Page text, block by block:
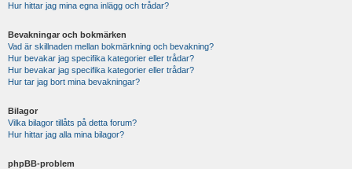
Hur hittar jag mina egna inlägg och trådar?
Bevakningar och bokmärken
Vad är skillnaden mellan bokmärkning och bevakning?
Hur bevakar jag specifika kategorier eller trådar?
Hur bevakar jag specifika kategorier eller trådar?
Hur tar jag bort mina bevakningar?
Bilagor
Vilka bilagor tillåts på detta forum?
Hur hittar jag alla mina bilagor?
phpBB-problem